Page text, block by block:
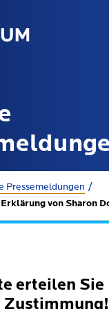
Presse­meldungen
von Sharon
erteilen Sie
Zustimmung!
wählen (öffnet
nach Lebenslagen